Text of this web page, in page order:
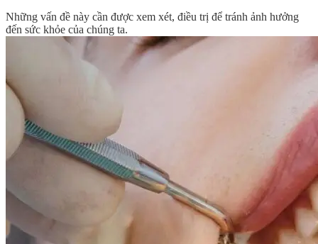
Những vấn đề này cần được xem xét, điều trị để tránh ảnh hưởng
đến sức khỏe của chúng ta.